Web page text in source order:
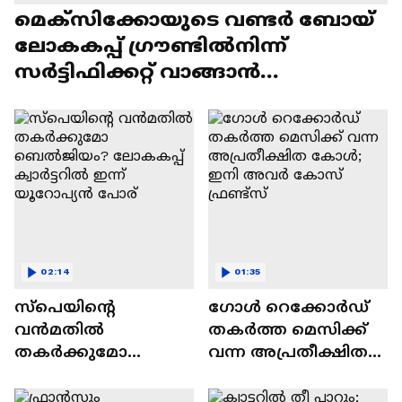
മെക്സിക്കോയുടെ വണ്ടർ ബോയ്
ലോകകപ്പ് ​ഗ്രൗണ്ടിൽനിന്ന്
‌സർട്ടിഫിക്കറ്റ് വാങ്ങാൻ
സ്പെയിന്റെ
വൻമതിൽ
തകർക്കുമോ
ലോകകപ്പ് ക്വാർട്ടറിൽ
02:14
ഗോൾ റെക്കോര്‍ഡ്
തകര്‍ത്ത മെസിക്ക്
വന്ന അപ്രതീക്ഷിത
കോസ് ഫ്രണ്ട്സ്
01:35